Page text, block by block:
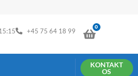
+45 75 64 18 99
0
KURV
KONTAKT
OS